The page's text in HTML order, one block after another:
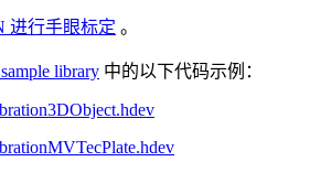
进行手眼标定 。
library 中的以下代码示例：